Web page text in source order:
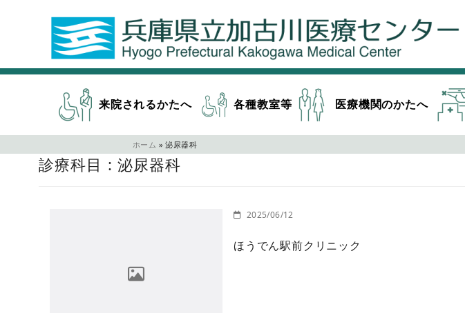
来院されるかたへ 各種教室等 医療機関のかたへ
ホーム » 泌尿器科
診療科目 : 泌尿器科
2025/06/12
ほうでん駅前クリニック